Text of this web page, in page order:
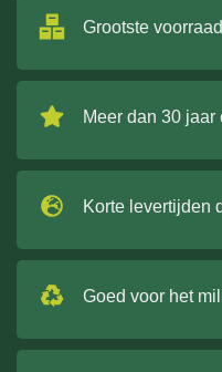
Grootste
Meer dan 30 jaar
Korte levertijden
Goed voor het